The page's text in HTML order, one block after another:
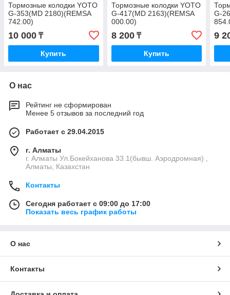
Тормозные колодки YOTO
G-353(MD 2180)(REMSA
742.00)
10 000 ₸
Купить
Тормозные колодки YOTO
G-417(MD 2163)(REMSA
000.00)
8 200₸
Купить
G-
9
О нас
Рейтинг не сформирован
Менее 5 отзывов за последний год
Работает с 29.04.2015
г. Алматы
г. Алматы Ул.Бокейханова 33.1(бывш. Аэродромная) ,
Алматы, Казахстан
Контакты
Сегодня работает с 09:00 до 17:00
Показать весь график работы
О нас
Контакты